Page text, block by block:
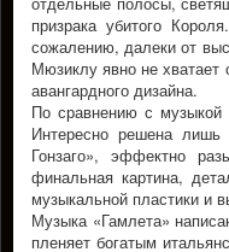
призрака убитого
сожалению, далеки от
Мюзиклу явно не хватает
авангардного дизайна.
По сравнению с музыкой
Интересно решена лишь
Гонзаго», эффектно
финальная картина,
музыкальной пластики и
Музыка «Гамлета»
пленяет богатым